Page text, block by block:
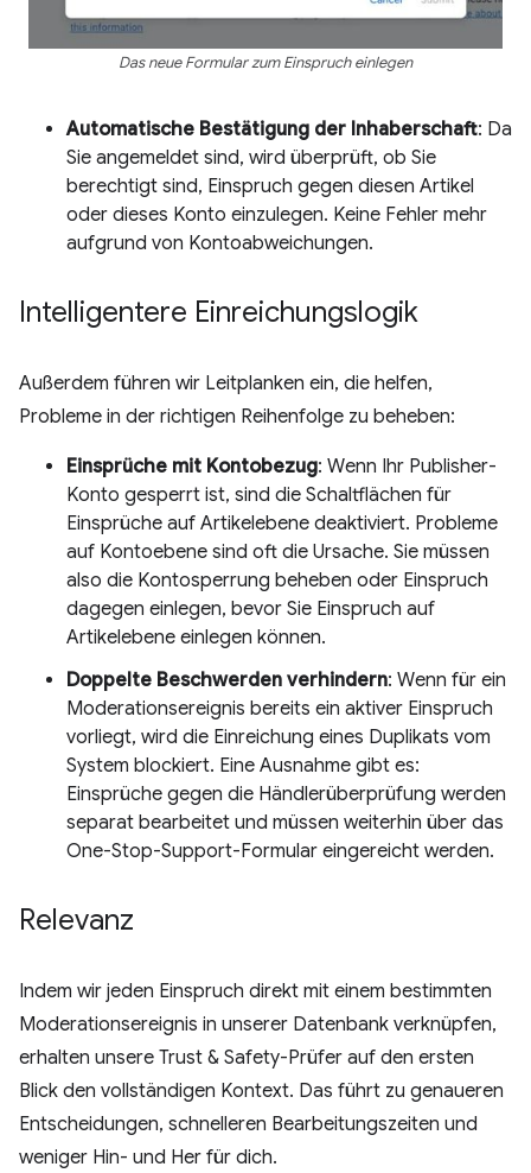
Das neue Formular zum Einspruch einlegen
Automatische Bestätigung der Inhaberschaft: Da
Sie angemeldet sind, wird überprüft, ob Sie
berechtigt sind, Einspruch gegen diesen Artikel
oder dieses Konto einzulegen. Keine Fehler mehr
aufgrund von Kontoabweichungen.
Intelligentere Einreichungslogik
Außerdem führen wir Leitplanken ein, die helfen,
Probleme in der richtigen Reihenfolge zu beheben:
Einsprüche mit Kontobezug: Wenn Ihr Publisher-
Konto gesperrt ist, sind die Schaltflächen für
Einsprüche auf Artikelebene deaktiviert. Probleme
auf Kontoebene sind oft die Ursache. Sie müssen
also die Kontosperrung beheben oder Einspruch
dagegen einlegen, bevor Sie Einspruch auf
Artikelebene einlegen können.
Doppelte Beschwerden verhindern: Wenn für ein
Moderationsereignis bereits ein aktiver Einspruch
vorliegt, wird die Einreichung eines Duplikats vom
System blockiert. Eine Ausnahme gibt es:
Einsprüche gegen die Händlerüberprüfung werden
separat bearbeitet und müssen weiterhin über das
One-Stop-Support-Formular eingereicht werden.
Relevanz
Indem wir jeden Einspruch direkt mit einem bestimmten
Moderationsereignis in unserer Datenbank verknüpfen,
erhalten unsere Trust & Safety-Prüfer auf den ersten
Blick den vollständigen Kontext. Das führt zu genaueren
Entscheidungen, schnelleren Bearbeitungszeiten und
weniger Hin- und Her für dich.